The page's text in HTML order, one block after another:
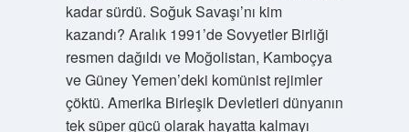
kadar sürdü. Soğuk Savaşı’nı kim
kazandı? Aralık 1991’de Sovyetler Birliği
resmen dağıldı ve Moğolistan, Kamboçya
ve Güney Yemen’deki komünist rejimler
çöktü. Amerika Birleşik Devletleri dünyanın
tek süper gücü olarak hayatta kalmayı